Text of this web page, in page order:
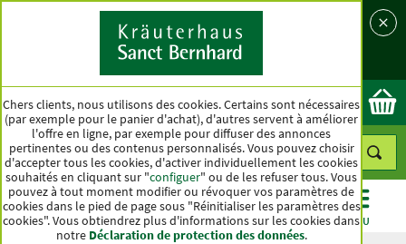
Pays
Ok
CATÉGORIES OFFRES BEST-SELLER MENU
Chers clients, nous utilisons des cookies. Certains sont nécessaires
(par exemple pour le panier d'achat), d'autres servent à améliorer
l'offre en ligne, par exemple pour diffuser des annonces
pertinentes ou des contenus personnalisés. Vous pouvez choisir
d'accepter tous les cookies, d'activer individuellement les cookies
souhaités en cliquant sur "configuer" ou de les refuser tous. Vous
pouvez à tout moment modifier ou révoquer vos paramètres de
cookies dans le pied de page sous "Réinitialiser les paramètres des
cookies". Vous obtiendrez plus d'informations sur les cookies dans
notre Déclaration de protection des données.